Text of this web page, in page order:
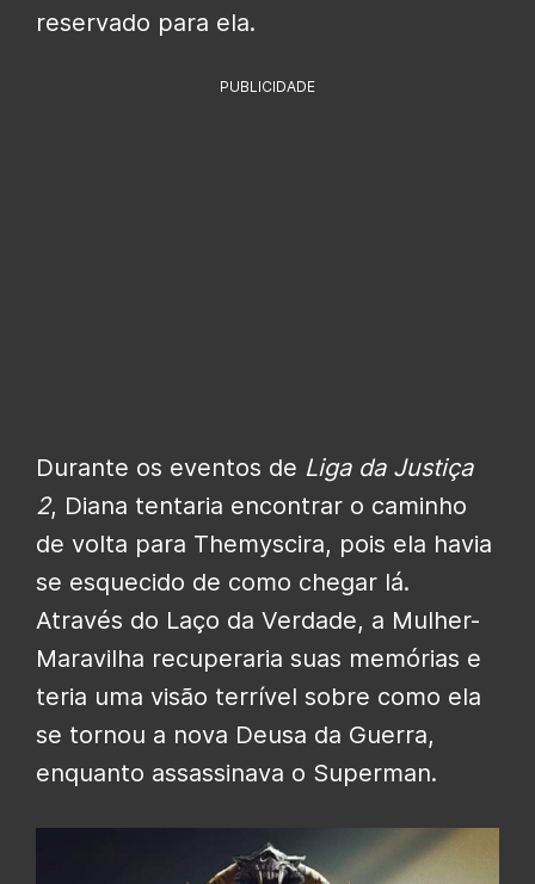
reservado para ela.
PUBLICIDADE
Durante os eventos de Liga da Justiça
2, Diana tentaria encontrar o caminho
de volta para Themyscira, pois ela havia
se esquecido de como chegar lá.
Através do Laço da Verdade, a Mulher-
Maravilha recuperaria suas memórias e
teria uma visão terrível sobre como ela
se tornou a nova Deusa da Guerra,
enquanto assassinava o Superman.